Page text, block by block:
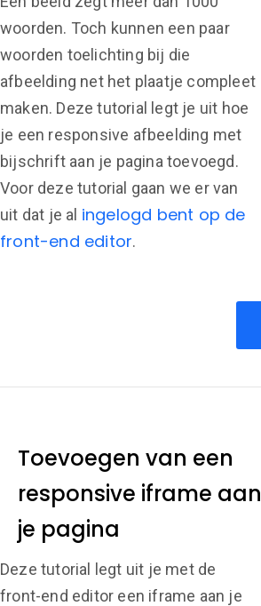
woorden. Toch kunnen een paar
woorden toelichting bij die
afbeelding net het plaatje compleet
maken. Deze tutorial legt je uit hoe
je een responsive afbeelding met
bijschrift aan je pagina toevoegd.
Voor deze tutorial gaan we er van
uit dat je al ingelogd bent op de
front-end editor.
Toevoegen van een
responsive iframe aan
je pagina
Deze tutorial legt uit je met de
front-end editor een iframe aan je